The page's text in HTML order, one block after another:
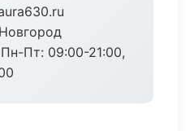
Пн-Пт: 09:00-21:00,